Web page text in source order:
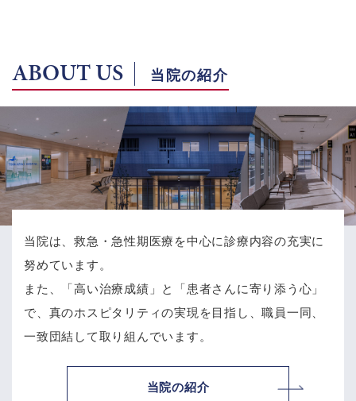
ABOUT US 当院の紹介
当院は、救急・急性期医療を中心に診療内容の充実に
努めています。
また、「高い治療成績」と「患者さんに寄り添う心」
で、 真のホスピタリティの実現を目指し、職員一同、
一致団結して取り組んでいます。
当院の紹介